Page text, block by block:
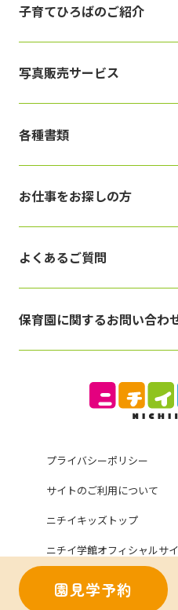
園見学予約
プライバシーポリシー
サイトのご利用について
ニチイキッズトップ
ニチイ学館オフィシャルサ
Copyright (C) Nichii Gakkan
子育てひろばのご紹介
写真販売サービス
各種書類
お仕事をお探しの方
よくあるご質問
保育園に関するお問い合わ